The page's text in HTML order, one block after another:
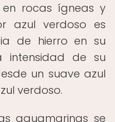
rocas ígneas y
azul verdoso es
de hierro en su
intensidad de su
un suave azul
verdoso.
aguamarinas se